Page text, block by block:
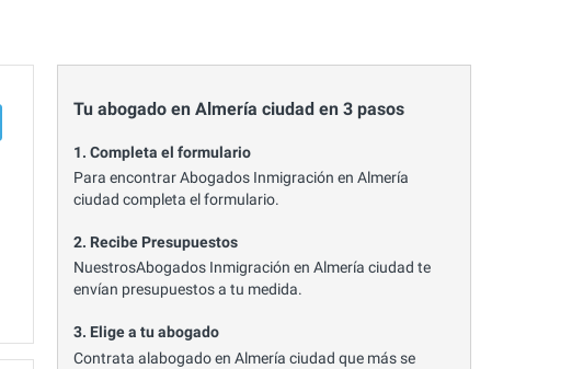
Tu abogado en Almería ciudad en 3 pasos
1. Completa el formulario
Para encontrar Abogados Inmigración en Almería
ciudad completa el formulario.
2. Recibe Presupuestos
NuestrosAbogados Inmigración en Almería ciudad te
envían presupuestos a tu medida.
3. Elige a tu abogado
Contrata alabogado en Almería ciudad que más se